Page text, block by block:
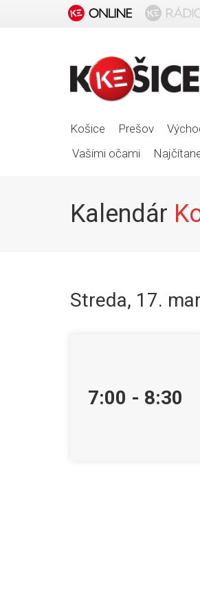
Košice Prešov
Vašimi očami
Kalendár
Streda, 17.
7:00 - 8:30